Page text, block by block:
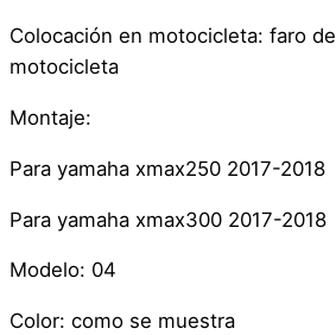
Colocación en motocicleta: faro de
motocicleta
Montaje:
Para yamaha xmax250 2017-2018
Para yamaha xmax300 2017-2018
Modelo: 04
Color: como se muestra